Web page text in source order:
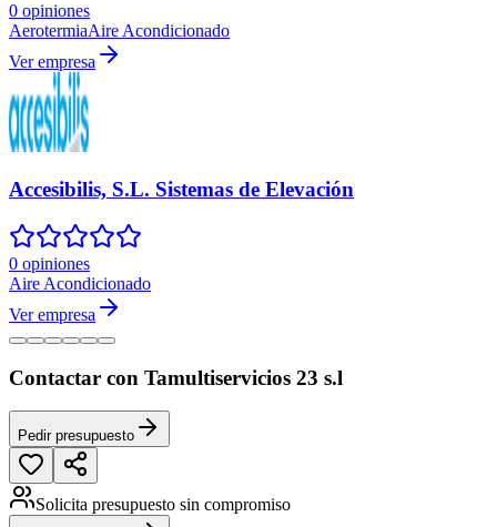
0 opiniones
AerotermiaAire Acondicionado
Ver empresa
Accesibilis, S.L. Sistemas de Elevación
0 opiniones
Aire Acondicionado
Ver empresa
Contactar con Tamultiservicios 23 s.l
Pedir presupuesto
Solicita presupuesto sin compromiso